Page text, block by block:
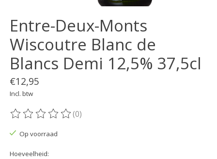
Entre-Deux-Monts
Wiscoutre Blanc de
Blancs Demi 12,5% 37,5cl
€12,95
Incl. btw
De beoordeling van dit product is
(0)
Op voorraad
Hoeveelheid: